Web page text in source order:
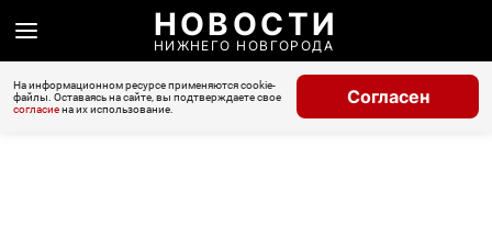
НОВОСТИ
НИЖНЕГО НОВГОРОДА
На информационном ресурсе применяются cookie-
файлы. Оставаясь на сайте, вы подтверждаете свое
согласиена их использование.
Согласен